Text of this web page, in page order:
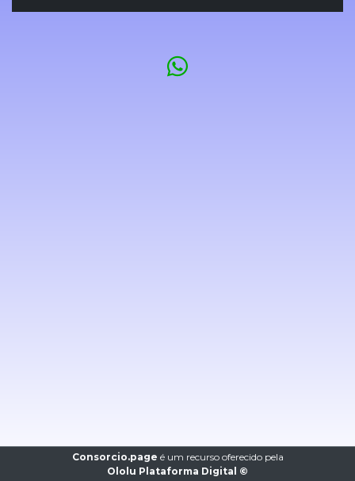
Consorcio.page é um recurso oferecido pela
Ololu Plataforma Digital ©